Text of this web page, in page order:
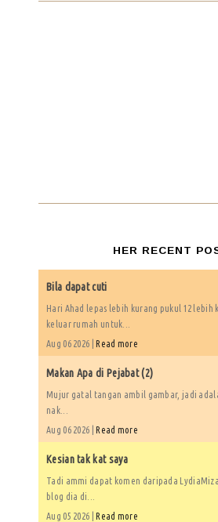
HER RECENT
Bila dapat cuti
Hari Ahad lepas lebih kurang pukul 12 lebih
keluar rumah untuk...
Aug 06 2026 |Read more
Makan Apa di Pejabat (2)
Mujur gatal tangan ambil gambar, jadi
nak...
Aug 06 2026 |Read more
Kesian tak kat saya
Tadi ammi dapat komen daripada
blog dia di...
Aug 05 2026 |Read more